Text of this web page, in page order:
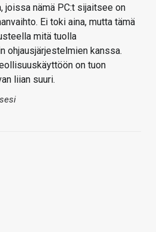
joissa nämä PC:t sijaitsee on
Ei toki aina, mutta tämä
mitä tuolla
ohjausjärjestelmien kanssa.
on tuon
liian suuri.